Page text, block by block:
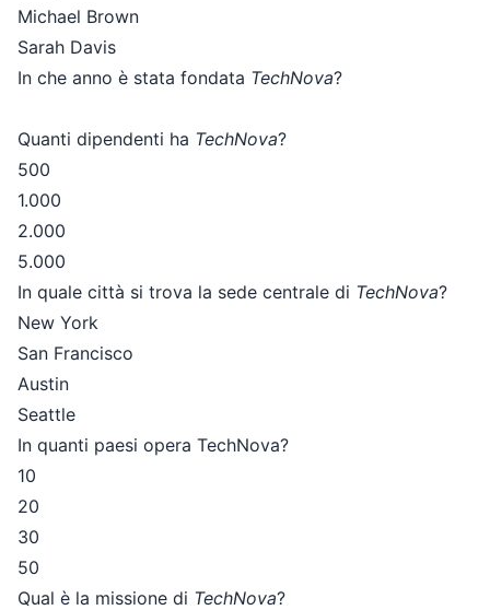
Michael Brown
Sarah Davis
In che anno è stata fondata TechNova?
Quanti dipendenti ha TechNova?
500
1.000
2.000
5.000
In quale città si trova la sede centrale di TechNova?
New York
San Francisco
Austin
Seattle
In quanti paesi opera TechNova?
10
20
30
50
Qual è la missione di TechNova?